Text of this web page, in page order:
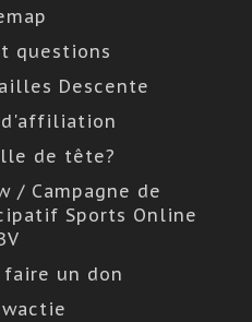
questions
Descente
d'affiliation
de tête?
/ Campagne de
Sports Online
un don